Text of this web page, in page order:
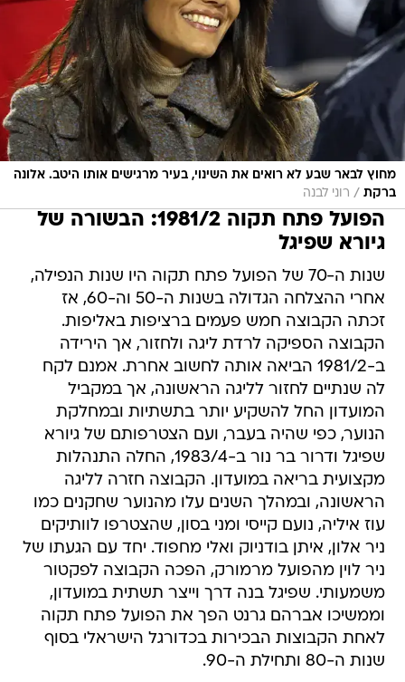
מחוץ לבאר שבע לא רואים את השינוי, בעיר מרגישים אותו היטב. אלונה
ברקת / רוני לבנה
הפועל פתח תקוה 1981/2: הבשורה של
גיורא שפיגל
שנות ה-70 של הפועל פתח תקוה היו שנות הנפילה,
אחרי ההצלחה הגדולה בשנות ה-50 וה-60, אז
זכתה הקבוצה חמש פעמים ברציפות באליפות.
הקבוצה הספיקה לרדת ליגה ולחזור, אך הירידה
ב-1981/2 הביאה אותה לחשוב אחרת. אמנם לקח
לה שנתיים לחזור לליגה הראשונה, אך במקביל
המועדון החל להשקיע יותר בתשתיות ובמחלקת
הנוער, כפי שהיה בעבר, ועם הצטרפותם של גיורא
שפיגל ודרור בר נור ב-1983/4, החלה התנהלות
מקצועית בריאה במועדון. הקבוצה חזרה לליגה
הראשונה, ובמהלך השנים עלו מהנוער שחקנים כמו
עוז איליה, נועם קייסי ומני בסון, שהצטרפו לוותיקים
ניר אלון, איתן בודניוק ואלי מחפוד. יחד עם הגעתו של
ניר לוין מהפועל מרמורק, הפכה הקבוצה לפקטור
משמעותי. שפיגל בנה דרך וייצר תשתית במועדון,
וממשיכו אברהם גרנט הפך את הפועל פתח תקוה
לאחת הקבוצות הבכירות בכדורגל הישראלי בסוף
שנות ה-80 ותחילת ה-90.